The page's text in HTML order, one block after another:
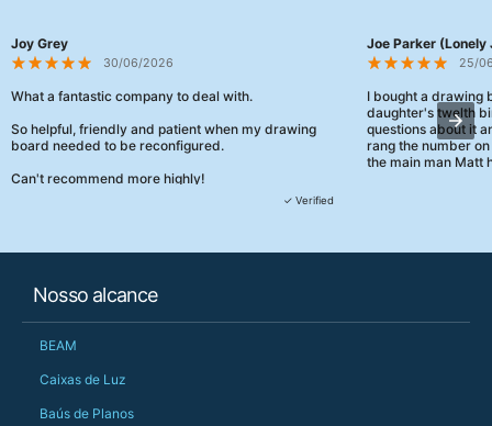
Joy Grey
30/06/2026
What a fantastic company to deal with.
So helpful, friendly and patient when my drawing
board needed to be reconfigured.
Can't recommend more highly!
✓ Verified
Joe Parker (Lonely
25/
I bought a drawing
daughter's twelth
questions about it
rang the number
the main man Matt
Nosso alcance
BEAM
Caixas de Luz
Baús de Planos